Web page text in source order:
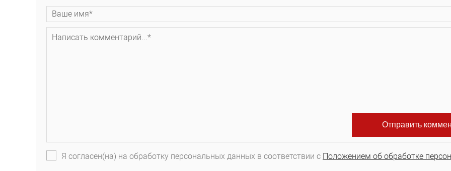
Я согласен(на) на обработку персональных данных в соответствии с Положением об обработке